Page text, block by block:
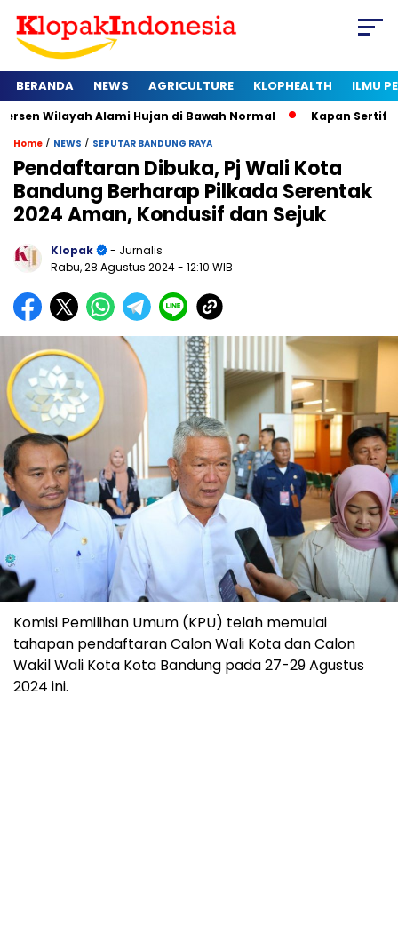
BERANDA NEWS AGRICULTURE KLOPHEALTH ILMU
Alami Hujan di Bawah Normal Kapan Sertifikat Halal
Home / NEWS / SEPUTAR BANDUNG RAYA
Pendaftaran Dibuka, Pj Wali Kota
Bandung Berharap Pilkada Serentak
2024 Aman, Kondusif dan Sejuk
Klopak
- Jurnalis
Rabu, 28 Agustus 2024- 12:10 WIB
Komisi Pemilihan Umum (KPU) telah memulai
tahapan pendaftaran Calon Wali Kota dan Calon
Wakil Wali Kota Kota Bandung pada 27-29 Agustus
2024 ini.